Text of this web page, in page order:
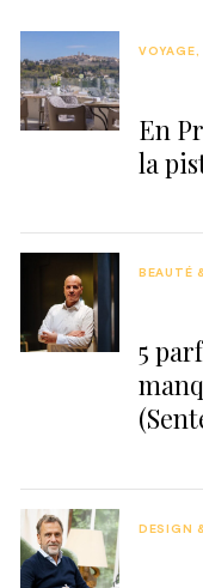
En
la
5
BEAUTÉ
DESIGN